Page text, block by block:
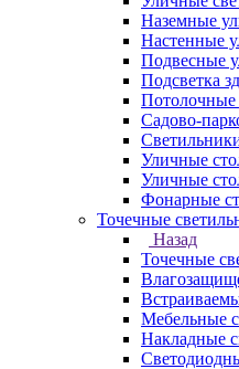
Наземные
Настенные
Подвесные
Подсветка
Потолочные
Садово-
Уличные
Уличные
Фонарные
Точечные
Назад
Точечные
Мебельные
Накладные